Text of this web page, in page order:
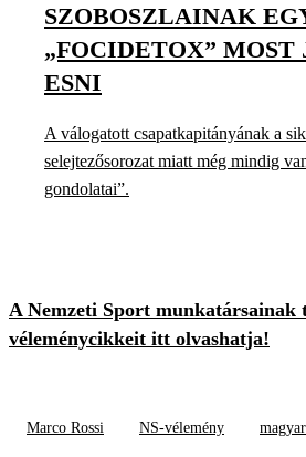
SZOBOSZLAINAK
„FOCIDETOX” MOST
ESNI
A válogatott csapatkapitányának a
selejtezősorozat miatt még mindig
gondolatai”.
A Nemzeti Sport munkatársainak
véleménycikkeit itt olvashatja!
Marco Rossi NS-vélemény